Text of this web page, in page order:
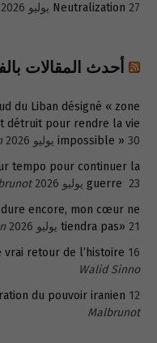
Neutralization 27 يوليو 2026
أحدث المقالات
du Liban désigné « zone
détruit pour rendre la vie
impossible » 30 يوليو 2026
tempo pour continuer la
guerre 23 يوليو 2026
encore, mon cœur ne
tiendra pas» 21 يوليو 2026
vrai retour de l’histoire 16 يوليو 2026
Walid Sinno
du pouvoir iranien 12 يوليو 2026
Malbrunot